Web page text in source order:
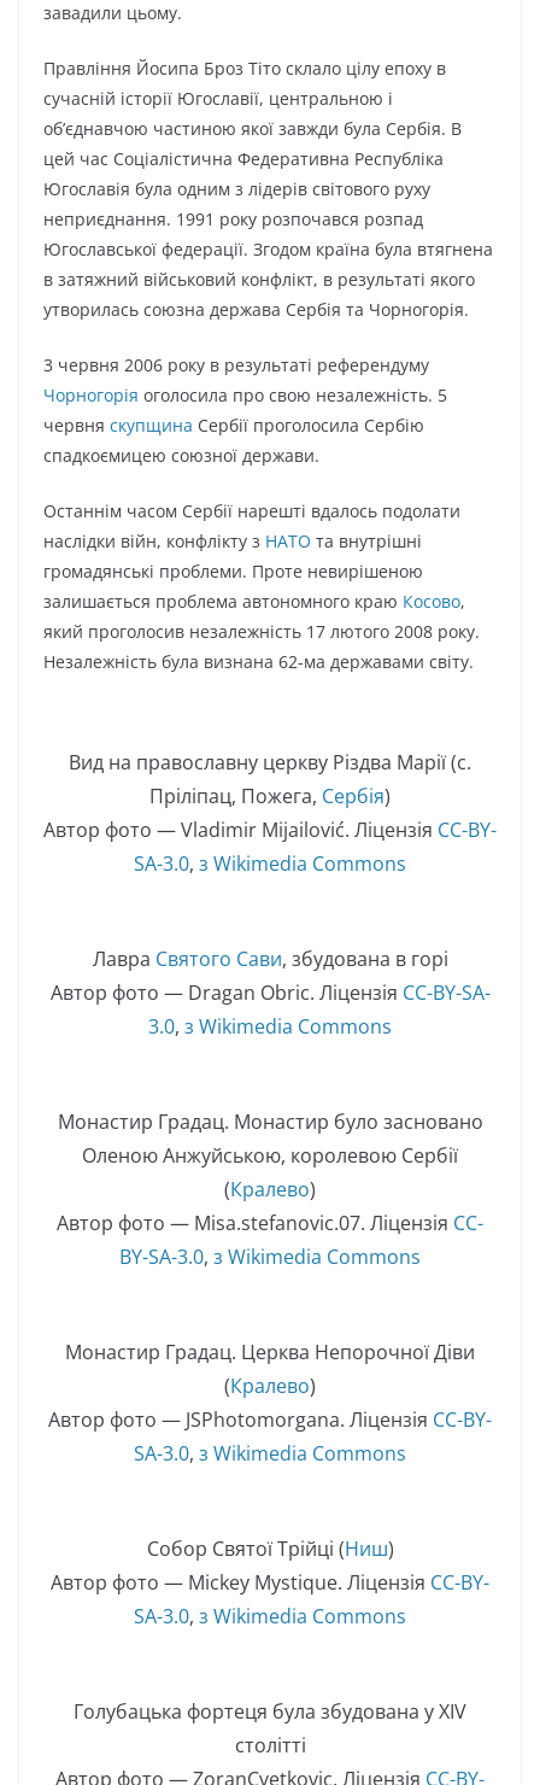
завадили цьому.
Правління Йосипа Броз Тіто склало цілу епоху в
сучасній історії Югославії, центральною і
об’єднавчою частиною якої завжди була Сербія. В
цей час Соціалістична Федеративна Республіка
Югославія була одним з лідерів світового руху
неприєднання. 1991 року розпочався розпад
Югославської федерації. Згодом країна була втягнена
в затяжний військовий конфлікт, в результаті якого
утворилась союзна держава Сербія та Чорногорія.
3 червня 2006 року в результаті референдуму
Чорногорія оголосила про свою незалежність. 5
червня скупщина Сербії проголосила Сербію
спадкоємицею союзної держави.
Останнім часом Сербії нарешті вдалось подолати
наслідки війн, конфлікту з НАТО та внутрішні
громадянські проблеми. Проте невирішеною
залишається проблема автономного краю Косово,
який проголосив незалежність 17 лютого 2008 року.
Незалежність була визнана 62-ма державами світу.
Вид на православну церкву Різдва Марії (с.
Пріліпац, Пожега, Сербія)
Автор фото — Vladimir Mijailović. Ліцензія CC-BY-
SA-3.0, з Wikimedia Commons
Лавра Святого Сави, збудована в горі
Автор фото — Dragan Obric. Ліцензія CC-BY-SA-
3.0, з Wikimedia Commons
Монастир Градац. Монастир було засновано
Оленою Анжуйською, королевою Сербії
(Кралево)
Автор фото — Misa.stefanovic.07. Ліцензія CC-
BY-SA-3.0, з Wikimedia Commons
Монастир Градац. Церква Непорочної Діви
(Кралево)
Автор фото — JSPhotomorgana. Ліцензія CC-BY-
SA-3.0, з Wikimedia Commons
Собор Святої Трійці (Ниш)
Автор фото — Mickey Mystique. Ліцензія CC-BY-
SA-3.0, з Wikimedia Commons
Голубацька фортеця була збудована у XIV
столітті
Автор фото — ZoranCvetkovic. Ліцензія CC-BY-